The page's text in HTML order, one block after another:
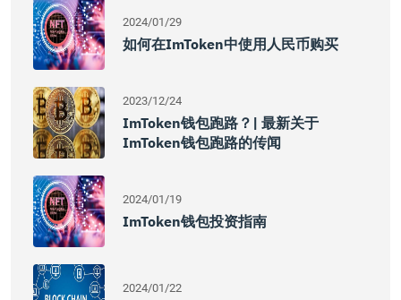
2024/01/29
如何在imToken中使用人民币购买
2023/12/24
ImToken钱包跑路？| 最新关于
ImToken钱包跑路的传闻
2024/01/19
ImToken钱包投资指南
2024/01/22